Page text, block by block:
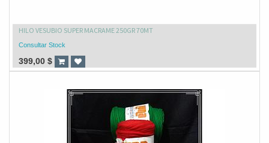
HILO VESUBIO SUPER MACRAME 250GR 70MT
Consultar Stock
399,00 $